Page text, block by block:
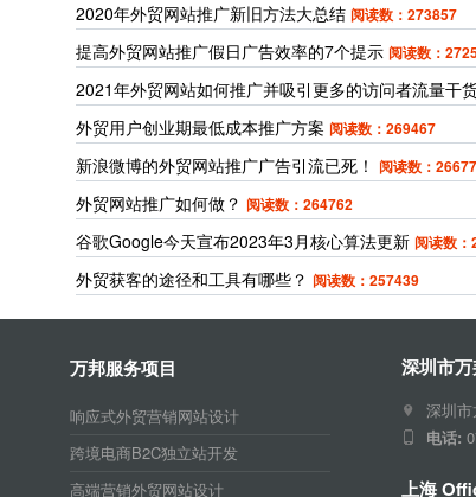
2020年外贸网站推广新旧方法大总结 阅读数：273857
提高外贸网站推广假日广告效率的7个提示 阅读数：
2021年外贸网站如何推广并吸引更多的访问者流量干
外贸用户创业期最低成本推广方案 阅读数：269467
新浪微博的外贸网站推广广告引流已死！ 阅读数：
外贸网站推广如何做？ 阅读数：264762
谷歌Google今天宣布2023年3月核心算法更新 阅读数
外贸获客的途径和工具有哪些？ 阅读数：257439
万邦服务项目
响应式外贸营销网站设计
跨境电商B2C独立站开发
高端营销外贸网站设计
深圳市
深圳
电话:
上海